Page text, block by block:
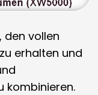
den vollen
erhalten und
kombinieren.